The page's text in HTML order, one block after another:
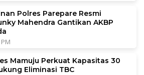
Polres Parepare Resmi
Mahendra Gantikan AKBP
Mamuju Perkuat Kapasitas 30
Eliminasi TBC